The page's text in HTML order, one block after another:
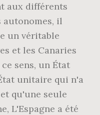
aux différents
autonomes, il
un véritable
et les Canaries
sens, un État
unitaire qui n'a
qu'une seule
L'Espagne a été